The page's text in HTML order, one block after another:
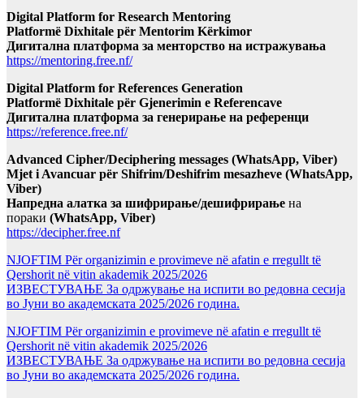
Digital Platform for Research Mentoring
Platformë Dixhitale për Mentorim Kërkimor
Дигитална платформа за менторство на истражувања
https://mentoring.free.nf/
Digital Platform for References Generation
Platformë Dixhitale për Gjenerimin e Referencave
Дигитална платформа за генерирање на референци
https://reference.free.nf/
Advanced Cipher/Deciphering messages (WhatsApp, Viber)
Mjet i Avancuar për Shifrim/Deshifrim mesazheve (WhatsApp,
Viber)
Напредна алатка за шифрирање/дешифрирање на
пораки (WhatsApp, Viber)
https://decipher.free.nf
NJOFTIM Për organizimin e provimeve në afatin e rregullt të
Qershorit në vitin akademik 2025/2026
ИЗВЕСТУВАЊЕ За одржување на испити во редовна сесија
во Јуни во академската 2025/2026 година.
NJOFTIM Për organizimin e provimeve në afatin e rregullt të
Qershorit në vitin akademik 2025/2026
ИЗВЕСТУВАЊЕ За одржување на испити во редовна сесија
во Јуни во академската 2025/2026 година.